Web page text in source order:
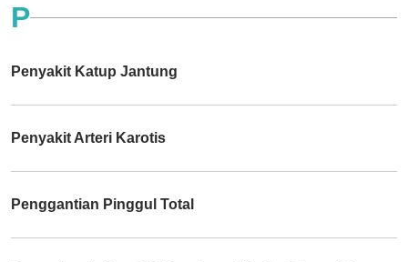
P
Penyakit Katup Jantung
Penyakit Arteri Karotis
Penggantian Pinggul Total